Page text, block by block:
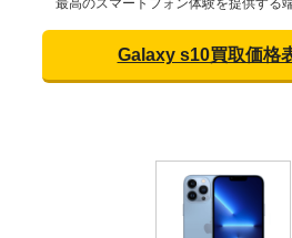
最高のスマートフォン体験を提供する
Galaxy s10買取価格